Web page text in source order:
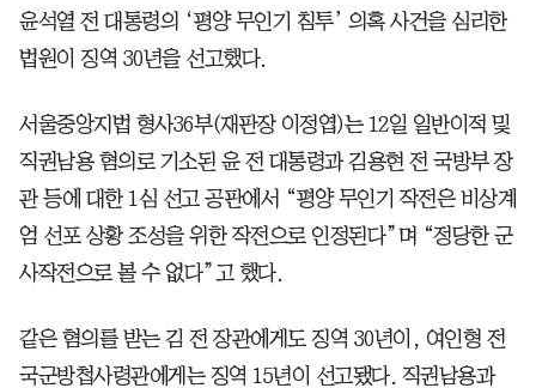
윤석열 전 대통령의 ‘평양 무인기 침투’ 의혹 사건을 심리한
법원이 징역 30년을 선고했다.
서울중앙지법 형사36부(재판장 이정엽)는 12일 일반이적 및
직권남용 혐의로 기소된 윤 전 대통령과 김용현 전 국방부 장
관 등에 대한 1심 선고 공판에서 “평양 무인기 작전은 비상계
엄 선포 상황 조성을 위한 작전으로 인정된다”며 “정당한 군
사작전으로 볼 수 없다”고 했다.
같은 혐의를 받는 김 전 장관에게도 징역 30년이, 여인형 전
국군방첩사령관에게는 징역 15년이 선고됐다. 직권남용과